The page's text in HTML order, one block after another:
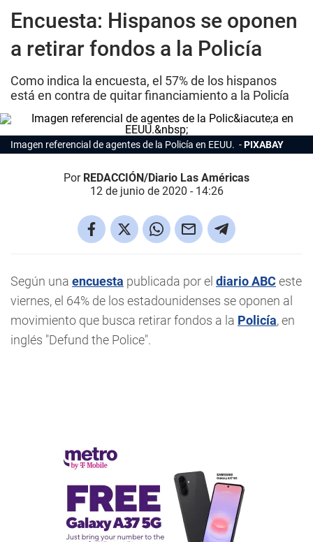
Encuesta: Hispanos se oponen
a retirar fondos a la Policía
Como indica la encuesta, el 57% de los hispanos
está en contra de quitar financiamiento a la Policía
Imagen referencial de agentes de la Policía en EEUU. PIXABAY
Por REDACCIÓN/Diario Las Américas
12 de junio de 2020 - 14:26
Según una encuesta publicada por el diario ABC este
viernes, el 64% de los estadounidenses se oponen al
movimiento que busca retirar fondos a la Policía, en
inglés "Defund the Police".